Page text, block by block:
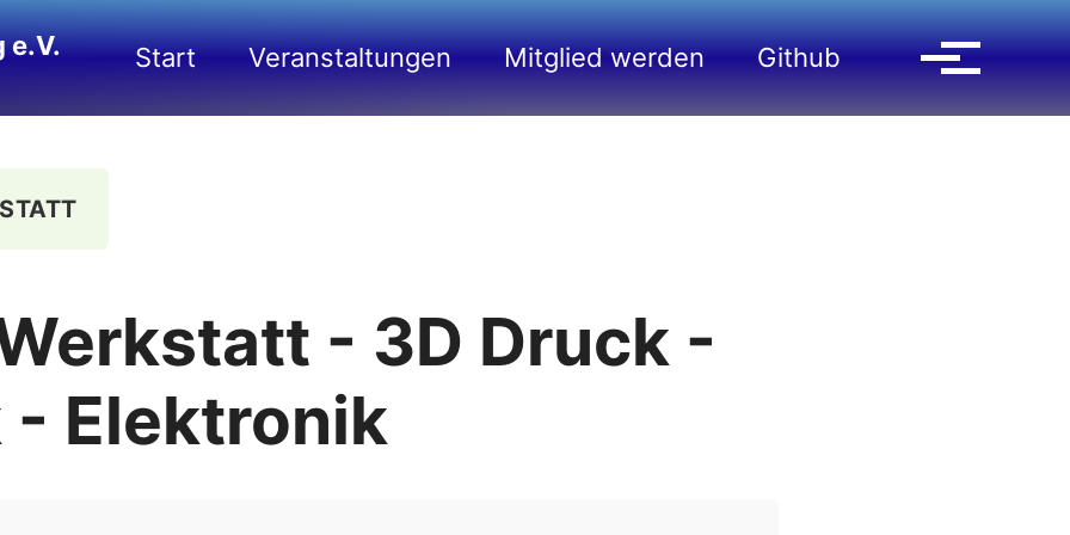
e.V.
Start Veranstaltungen Mitglied werden Github Suche ein-/
Menü
- 3D Druck -
- Elektronik